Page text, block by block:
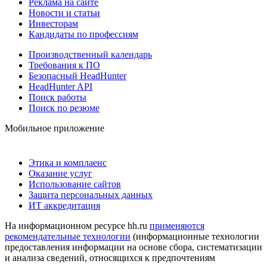
Новости и статьи
Инвесторам
Кандидаты по профессиям
Производственный календарь
Требования к ПО
Безопасный HeadHunter
HeadHunter API
Поиск работы
Поиск по резюме
Мобильное приложение
Этика и комплаенс
Оказание услуг
Использование сайтов
Защита персональных данных
ИТ аккредитация
На информационном ресурсе hh.ru применяются
рекомендательные технологии (информационные технологии
предоставления информации на основе сбора, систематизации
и анализа сведений, относящихся к предпочтениям